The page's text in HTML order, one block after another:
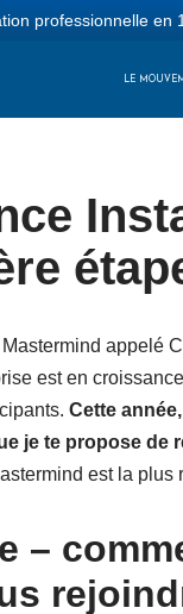
professionnelle en
LE
appelé
est en
Cette
je te propose
est la plus
–